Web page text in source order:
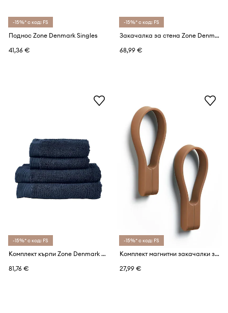
-15%* с код: FS
Поднос Zone Denmark Singles
41,36 €
-15%* с код: FS
Закачалка за стена Zone Denmark A-Rack
68,99 €
-15%* с код: FS
Комплект кърпи Zone Denmark Classic (4 броя)
81,76 €
-15%* с код: FS
Комплект магнитни закачалки за стена Zone Denmark (2 броя)
27,99 €